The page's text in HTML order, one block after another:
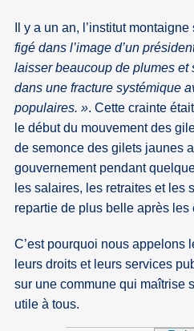
Il y a un an, l’institut
figé dans l’image d’un
laisser beaucoup de plumes et
dans une fracture systémique
populaires. ». Cette crainte
le début du mouvement des
de semonce des gilets jaunes
gouvernement pendant
les salaires, les retraites et les
repartie de plus belle après les
C’est pourquoi nous appelons
leurs droits et leurs services
sur une commune qui maîtrise
utile à tous.